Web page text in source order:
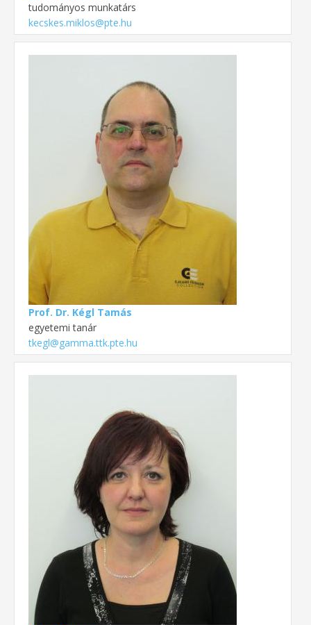
tudományos munkatárs
kecskes.miklos@pte.hu
Prof. Dr. Kégl Tamás
egyetemi tanár
tkegl@gamma.ttk.pte.hu